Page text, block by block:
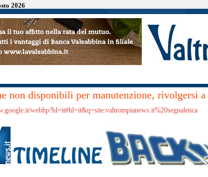
2026
non disponibili per manutenzione, rivolgersi a
webhp?hl=it#hl=it&q=site:valtrompianews.it%20segnaletica